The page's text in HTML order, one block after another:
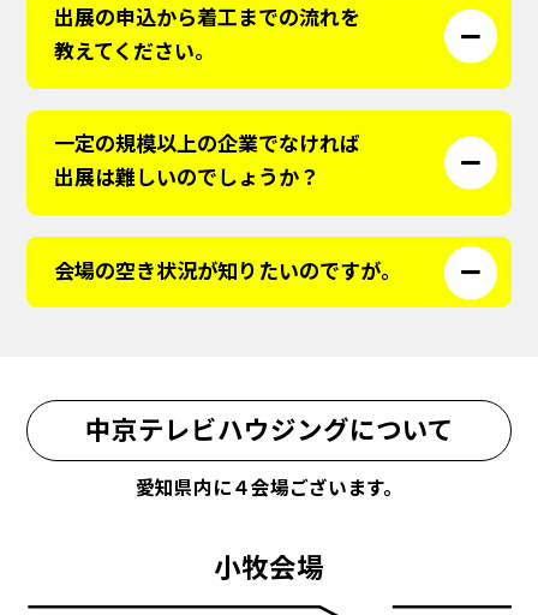
出展の申込から着工までの流れを
教えてください。
一定の規模以上の企業でなければ
出展は難しいのでしょうか？
会場の空き状況が知りたいのですが。
中京テレビハウジングについて
愛知県内に４会場ございます。
小牧会場